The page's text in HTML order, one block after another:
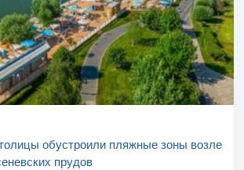
обустроили пляжные зоны возле
прудов